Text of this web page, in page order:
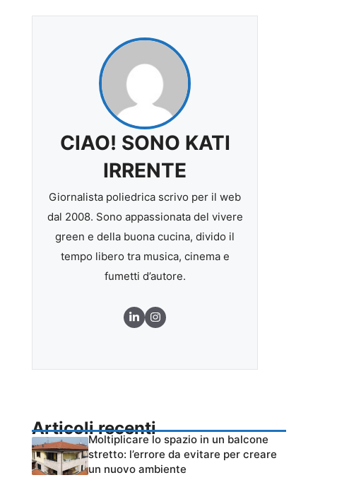
CIAO! SONO KATI
IRRENTE
Giornalista poliedrica scrivo per il web
dal 2008. Sono appassionata del vivere
green e della buona cucina, divido il
tempo libero tra musica, cinema e
fumetti d’autore.
Articoli recenti
Moltiplicare lo spazio in un balcone
stretto: l’errore da evitare per creare
un nuovo ambiente